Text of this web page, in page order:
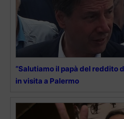
“Salutiamo il papà del reddito
in visita a Palermo